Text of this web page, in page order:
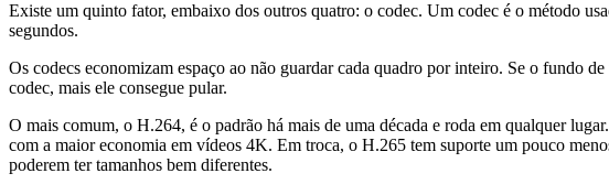
Existe um quinto fator, embaixo dos outros quatro: o codec. Um codec é o método
segundos.
Os codecs economizam espaço ao não guardar cada quadro por inteiro. Se o fundo
codec, mais ele consegue pular.
O mais comum, o H.264, é o padrão há mais de uma década e roda em qualquer
com a maior economia em vídeos 4K. Em troca, o H.265 tem suporte um pouco
poderem ter tamanhos bem diferentes.